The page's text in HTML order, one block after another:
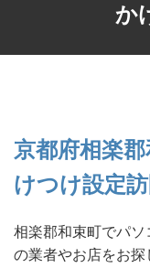
か
京都府相楽
けつけ設定
相楽郡和束町でパ
の業者やお店をお探